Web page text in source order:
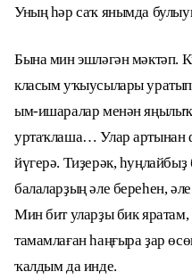
Уның һәр саҡ янымда
Бына мин эшләгән мәктәп.
класым уҡыусылары уратып
ым-ишаралар менән
уртаҡлаша… Улар артынан
йүгерә. Тиҙерәк,
балаларҙың әле береһен,
Мин бит уларҙы бик
тамамлаған һаңғыра ҙар
ҡалдым да инде.